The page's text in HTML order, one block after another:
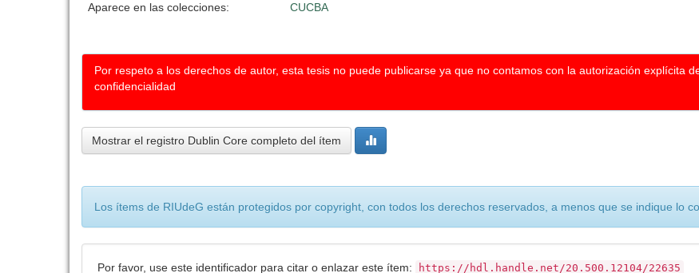
Aparece en las colecciones: CUCBA
Por respeto a los derechos de autor, esta tesis no puede publicarse ya que no contamos con la autorización explícita
confidencialidad
Mostrar el registro Dublin Core completo del ítem
Los ítems de RIUdeG están protegidos por copyright, con todos los derechos reservados, a menos que se indique lo
Por favor, use este identificador para citar o enlazar este ítem: https://hdl.handle.net/20.500.12104/22635